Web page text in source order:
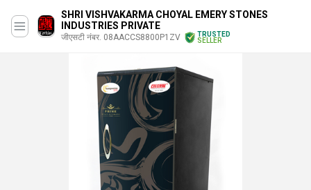
SHRI VISHVAKARMA CHOYAL EMERY STONES
INDUSTRIES PRIVATE
जीएसटी नंबर. 08AACCS8800P1ZV
TRUSTED
SELLER